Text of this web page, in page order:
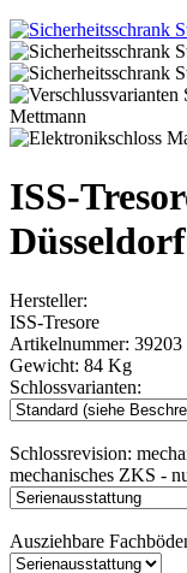
ISS-
Hersteller:
ISS-Tresore
Artikelnummer: 39203
Gewicht: 84 Kg
Schlossvarianten:
Schlossrevision:
mechanisches ZKS -
Ausziehbare